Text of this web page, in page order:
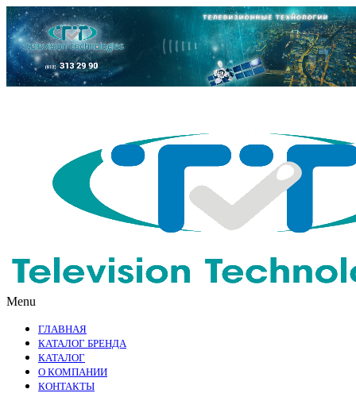
Menu
ГЛАВНАЯ
КАТАЛОГ БРЕНДА
КАТАЛОГ
О КОМПАНИИ
КОНТАКТЫ